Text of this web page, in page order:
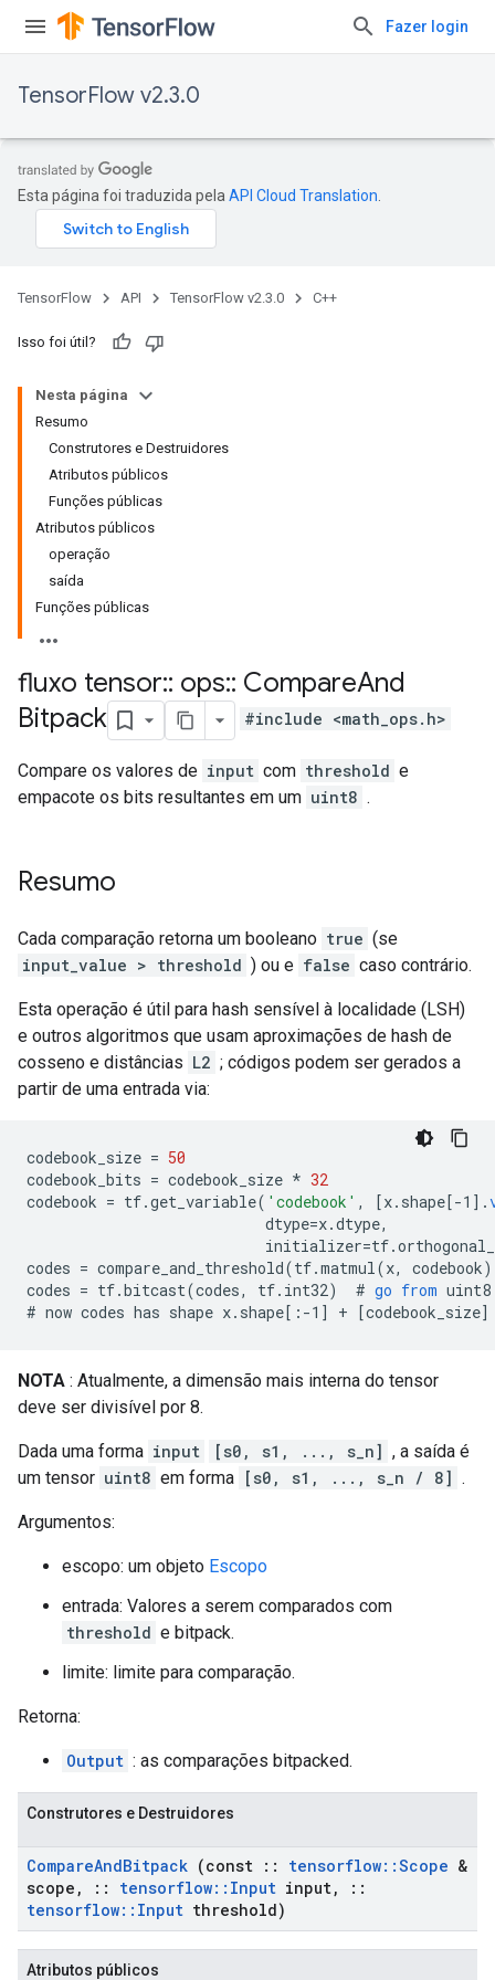
Fazer login
TensorFlow v2.3.0
Esta página foi traduzida pela API Cloud Translation
TensorFlow API TensorFlow v2.3.0 C++
Isso foi útil?
Nesta página
Resumo
Construtores e Destruidores
Atributos públicos
Funções públicas
Atributos públicos
operação
saída
Funções públicas
fluxo tensor:: ops:: CompareAnd
Bitpack
#include <math_ops.h>
Compare os valores de input com threshold e
empacote os bits resultantes em um uint8 .
Resumo
Cada comparação retorna um booleano true (se
input_value > threshold ) ou e false caso contrário.
Esta operação é útil para hash sensível à localidade (LSH)
e outros algoritmos que usam aproximações de hash de
cosseno e distâncias L2 ; códigos podem ser gerados a
partir de uma entrada via:
codebook_size = 50
codebook_bits = codebook_size * 32
codebook = tf.get_variable( 'codebook' , [x.shape[-1 ] .
dtype=x.dtype,
initializer=tf.
codes = compare_and_threshold(tf.matmul(x, codebook
codes = tf.bitcast(codes, tf. int32)
  #
go from uint8
# now codes has shape x. shape[ :-1 ] + [codebook_size]
NOTA : Atualmente, a dimensão mais interna do tensor
deve ser divisível por 8.
Dada uma forma input [s0, s1, ..., s_n] , a saída é
um tensor uint8 em forma [s0, s1, ..., s_n / 8] .
Argumentos:
escopo: um objeto Escopo
entrada: Valores a serem comparados com
threshold e bitpack.
limite: limite para comparação.
Retorna:
Output : as comparações bitpacked.
Construtores e Destruidores
CompareAndBitpack (const :: tensorflow::Scope &
scope , :: tensorflow:: Input input,
::
tensorflow:: Input threshold)
Atributos públicos